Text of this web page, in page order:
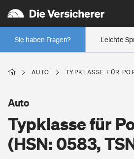
Leichte
Sie haben Fragen?
Wer versichert was: Jetzt Versicherer
Regionalklassen: So ist Ihre Region
Wer versichert was: Jetzt Versicherer
Berufsunfähigkeitsversicherung
Erwerbsunfähigkeitsversicherung
Wohnen
AUTO TYPKLASSE FÜR
Typklasse für
(HSN: 0583,
Auto